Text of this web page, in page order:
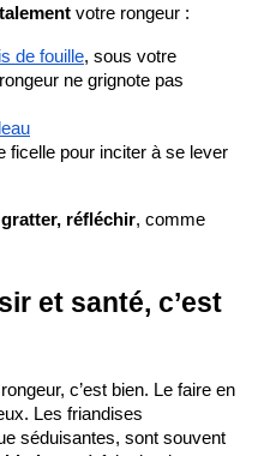
votre rongeur :
de fouille, sous votre
ne grignote pas
ficelle pour inciter à se lever
réfléchir, comme
et santé, c’est
c’est bien. Le faire en
Les friandises